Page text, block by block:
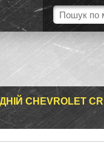
CHEVROLET